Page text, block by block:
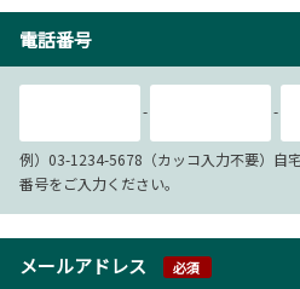
電話番号
- -
例）03-1234-5678（カッコ入力不要）自
番号をご入力ください。
メールアドレス 必須